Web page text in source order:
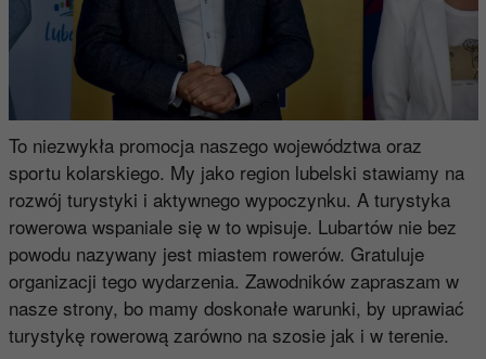
To niezwykła promocja naszego województwa oraz
sportu kolarskiego. My jako region lubelski stawiamy na
rozwój turystyki i aktywnego wypoczynku. A turystyka
rowerowa wspaniale się w to wpisuje. Lubartów nie bez
powodu nazywany jest miastem rowerów. Gratuluje
organizacji tego wydarzenia. Zawodników zapraszam w
nasze strony, bo mamy doskonałe warunki, by uprawiać
turystykę rowerową zarówno na szosie jak i w terenie.